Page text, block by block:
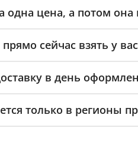
одна цена, а потом она
сейчас взять у
в день
только в регионы